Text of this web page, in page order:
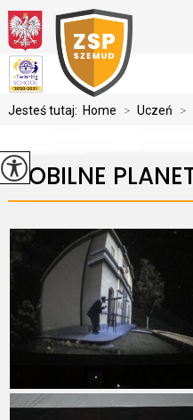
Jesteś tutaj: Home > Uczeń >
MOBILNE